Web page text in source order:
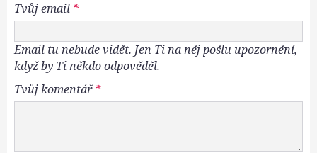
Tvůj email *
Email tu nebude vidět. Jen Ti na něj pošlu upozornění,
když by Ti někdo odpověděl.
Tvůj komentář*